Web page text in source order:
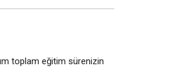
toplam eğitim sürenizin